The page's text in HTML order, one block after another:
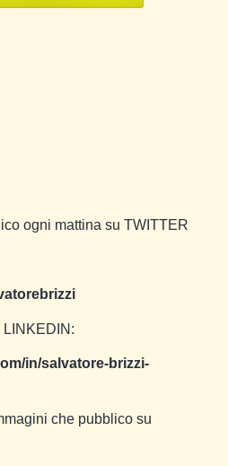
ogni mattina su TWITTER
in/salvatore-brizzi-
che pubblico su